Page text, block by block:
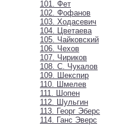
101. Фет
102. Фофанов
103. Ходасевич
104. Цветаева
105. Чайковский
106. Чехов
107. Чириков
108. С. Чукалов
109. Шекспир
110. Шмелев
111. Шопен
112. Шульгин
113. Георг Эберс
114. Ганс Эверс